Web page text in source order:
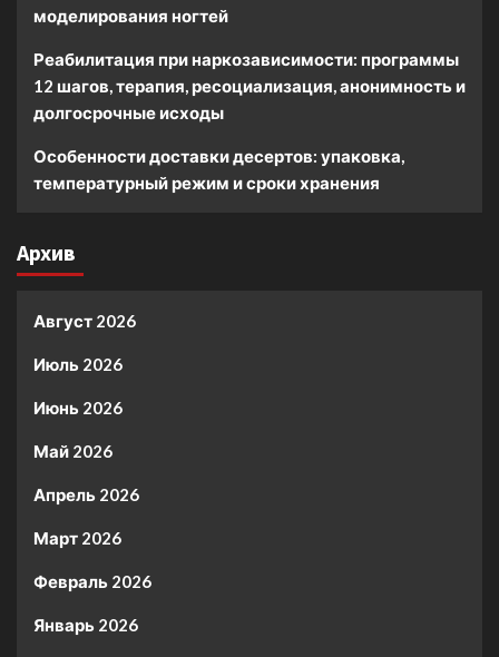
моделирования ногтей
Реабилитация при наркозависимости: программы
12 шагов, терапия, ресоциализация, анонимность и
долгосрочные исходы
Особенности доставки десертов: упаковка,
температурный режим и сроки хранения
Архив
Август 2026
Июль 2026
Июнь 2026
Май 2026
Апрель 2026
Март 2026
Февраль 2026
Январь 2026